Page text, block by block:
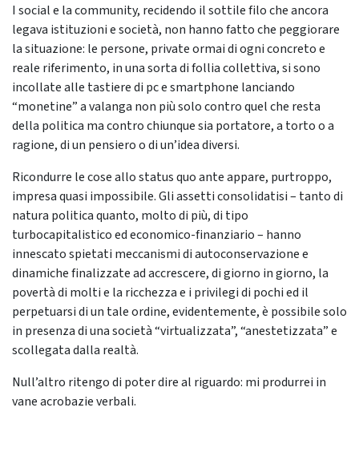
I social e la community, recidendo il sottile filo che ancora
legava istituzioni e società, non hanno fatto che peggiorare
la situazione: le persone, private ormai di ogni concreto e
reale riferimento, in una sorta di follia collettiva, si sono
incollate alle tastiere di pc e smartphone lanciando
“monetine” a valanga non più solo contro quel che resta
della politica ma contro chiunque sia portatore, a torto o a
ragione, di un pensiero o di un’idea diversi.
Ricondurre le cose allo status quo ante appare, purtroppo,
impresa quasi impossibile. Gli assetti consolidatisi – tanto di
natura politica quanto, molto di più, di tipo
turbocapitalistico ed economico-finanziario – hanno
innescato spietati meccanismi di autoconservazione e
dinamiche finalizzate ad accrescere, di giorno in giorno, la
povertà di molti e la ricchezza e i privilegi di pochi ed il
perpetuarsi di un tale ordine, evidentemente, è possibile solo
in presenza di una società “virtualizzata”, “anestetizzata” e
scollegata dalla realtà.
Null’altro ritengo di poter dire al riguardo: mi produrrei in
vane acrobazie verbali.